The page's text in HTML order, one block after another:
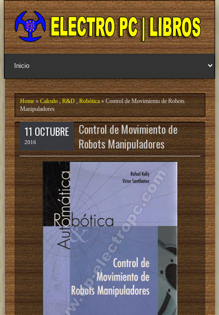
Home »Calculo,R&D,Robótica» Control de Movimiento de Robots
Manipuladores
11 OCTUBRE
2016
Control de Movimiento de
Robots Manipuladores